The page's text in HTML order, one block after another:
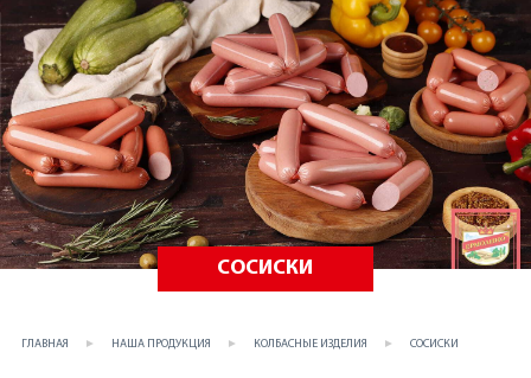
СОСИСКИ
ГЛАВНАЯ НАША ПРОДУКЦИЯ КОЛБАСНЫЕ ИЗДЕЛИЯ СОСИСКИ